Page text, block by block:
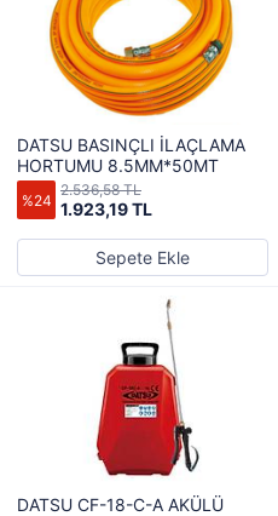
DATSU BASINÇLI İLAÇLAMA
HORTUMU 8.5MM*50MT
%24 1.923,19 TL
2.536,58 TL
Sepete Ekle
DATSU CF-18-C-A AKÜLÜ